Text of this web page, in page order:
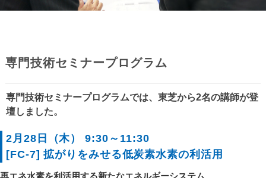
専門技術セミナープログラム
専門技術セミナープログラムでは、東芝から2名の講師が登
壇しました。
2月28日（木） 9:30～11:30
[FC-7] 拡がりをみせる低炭素水素の利活用